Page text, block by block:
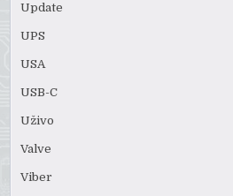
Update
UPS
USA
USB-C
Uživo
Valve
Viber